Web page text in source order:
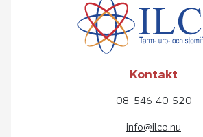
Kontakt
08-546 40 520
info@ilco.nu